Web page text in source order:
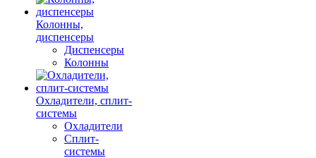
Колонны,
диспенсеры
Диспенсеры
Колонны
Охладители, сплит-
системы
Охладители
Сплит-
системы